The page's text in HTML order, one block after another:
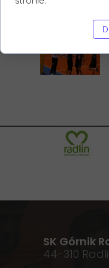
SK Górnik
44-310